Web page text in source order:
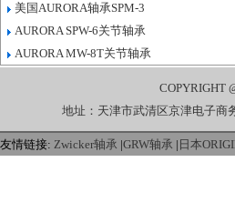
美国AURORA轴承SPM-3
AURORA SPW-6关节轴承
AURORA MW-8T关节轴承
COPYRIGHT
地址：天津市武清区京津电子
友情链接: Zwicker轴承 |GRW轴承 | 日本